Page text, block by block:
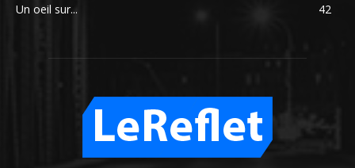
Un oeil sur...
42